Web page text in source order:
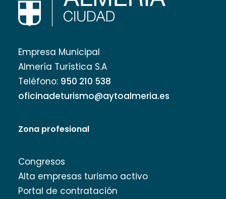
Empresa Municipal
Almería Turística S.A
Teléfono: 950 210 538
oficinadeturismo@aytoalmeria.es
Zona profesional
Congresos
Alta empresas turismo activo
Portal de contratación